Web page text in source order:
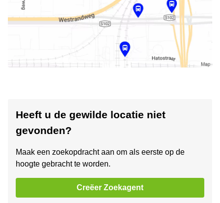
Heeft u de gewilde locatie niet
gevonden?
Maak een zoekopdracht aan om als eerste op de
hoogte gebracht te worden.
Creëer Zoekagent